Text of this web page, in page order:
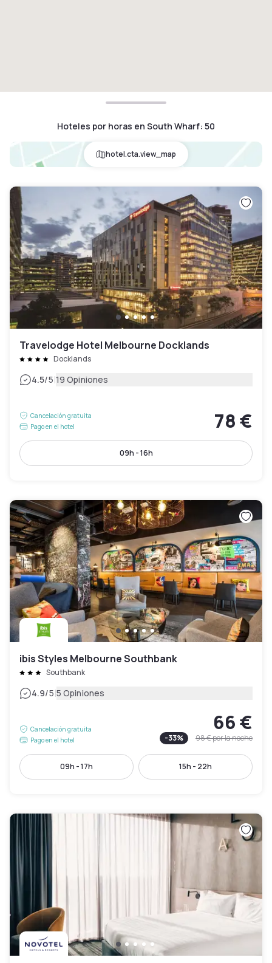
Hoteles por horas en South Wharf: 50
hotel.cta.view_map
Travelodge Hotel Melbourne Docklands
Docklands
4.5/5|19 Opiniones
Cancelación gratuita
Pago en el hotel
78 €
09h - 16h
ibis Styles Melbourne Southbank
Southbank
4.9/5|5 Opiniones
Cancelación gratuita
Pago en el hotel
66 €
-33% 98 €por la noche
09h - 17h 15h - 22h